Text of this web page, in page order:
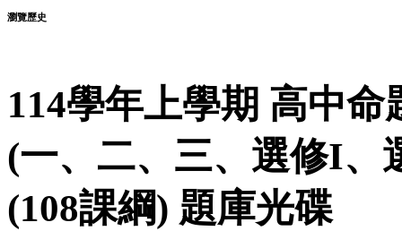
瀏覽歷史
114學年上學期 高中
(一、二、三、選修I
(108課綱) 題庫光碟